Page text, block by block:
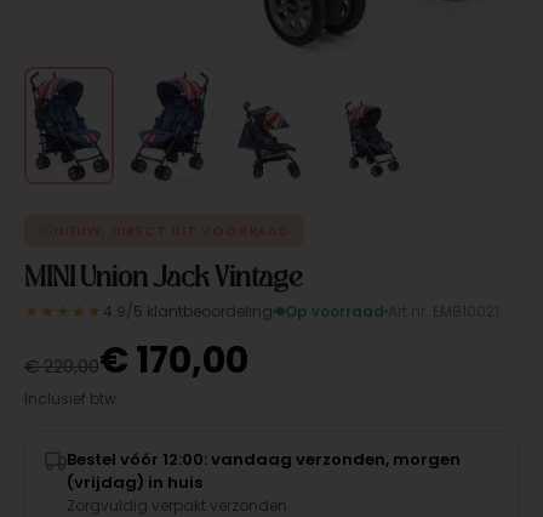
MINI Union Jack Vintage
★★★★★ 4.9/5 klantbeoordeling Op voorraad
€220,00€170,00
Inclusief btw
Bestel vóór 12:00: vandaag verzonden, morgen
(vrijdag) in huis
Zorgvuldig verpakt verzonden